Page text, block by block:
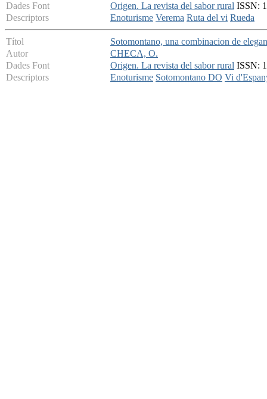
Dades Font
Origen. La revista del sabor rural ISSN:
Descriptors
Enoturisme Verema Ruta del vi Rueda
Títol
Sotomontano, una combinacion de
Autor
CHECA, O.
Dades Font
Origen. La revista del sabor rural ISSN:
Descriptors
Enoturisme Sotomontano DO Vi